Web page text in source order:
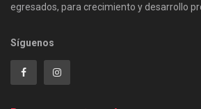
egresados, para crecimiento y desarrollo
Síguenos